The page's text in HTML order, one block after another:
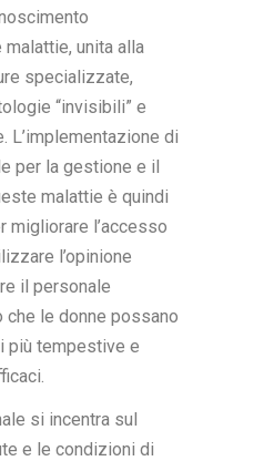
unita alla
specializzate,
“invisibili” e
L’implementazione di
per la gestione e il
malattie è quindi
migliorare l’accesso
l’opinione
il personale
che le donne possano
più tempestive e
si incentra sul
e le condizioni di